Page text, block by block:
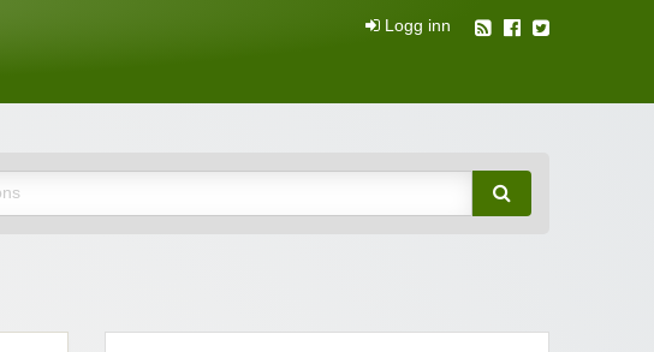
Logg inn
rabattkuponger